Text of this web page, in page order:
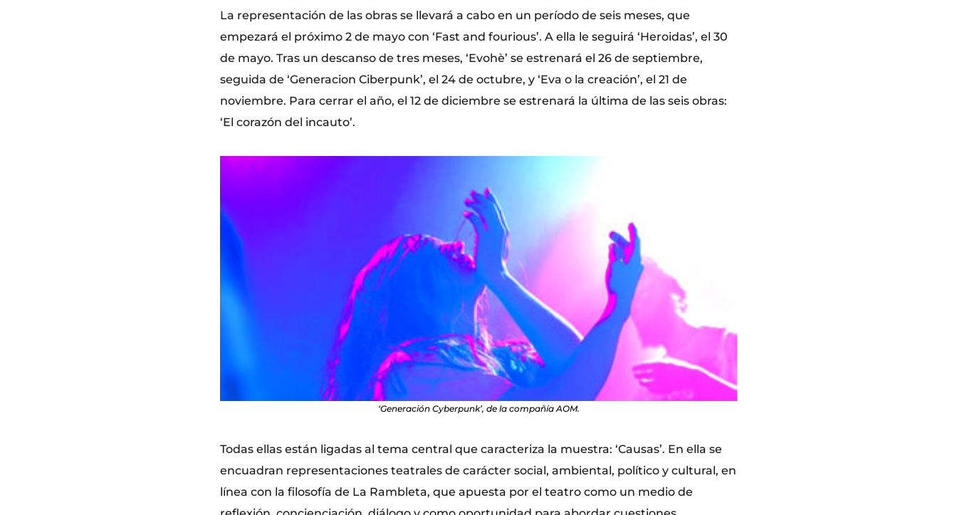
La representación de las obras se llevará a cabo en un período de seis meses, que
empezará el próximo 2 de mayo con ‘Fast and fourious’. A ella le seguirá ‘Heroidas’, el 30
de mayo. Tras un descanso de tres meses, ‘Evohè’ se estrenará el 26 de septiembre,
seguida de ‘Generacion Ciberpunk’, el 24 de octubre, y ‘Eva o la creación’, el 21 de
noviembre. Para cerrar el año, el 12 de diciembre se estrenará la última de las seis obras:
‘El corazón del incauto’.
‘Generación Cyberpunk’, de la compañía AOM.
Todas ellas están ligadas al tema central que caracteriza la muestra: ‘Causas’. En ella se
encuadran representaciones teatrales de carácter social, ambiental, político y cultural, en
línea con la filosofía de La Rambleta, que apuesta por el teatro como un medio de